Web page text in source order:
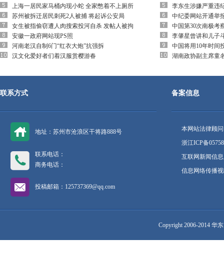
上海一居民家马桶内现小蛇 全家憋着不上厕所
苏州被拆迁居民刺死2人被捕 将起诉公安局
女生被指偷窃遭人肉搜索投河自杀 发帖人被拘
安徽一政府网站现PS照
河南老汉自制6门“红衣大炮”抗强拆
汉文化爱好者们着汉服赏樱游春
李东生涉嫌严重违
中纪委网站开通举
中国第30次南极考
李肇星曾讲和儿子
中国将用10年时间
湖南政协副主席童
联系方式
地址：苏州市沧浪区干将路888号
联系电话：
商务电话：
投稿邮箱：125737369@qq.com
备案信息
本网站法律顾
浙江ICP备
互联网新闻信
信息网络传播
Copyright 2006-2014 华